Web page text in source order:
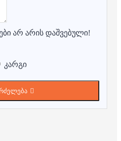
არ არის დაშვებული!
კარგი